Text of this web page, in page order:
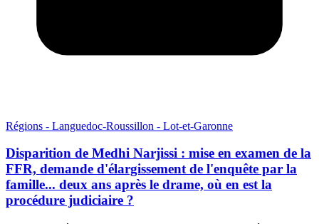
Régions - Languedoc-Roussillon - Lot-et-Garonne
Disparition de Medhi Narjissi : mise en examen de la
FFR, demande d'élargissement de l'enquête par la
famille... deux ans après le drame, où en est la
procédure judiciaire ?